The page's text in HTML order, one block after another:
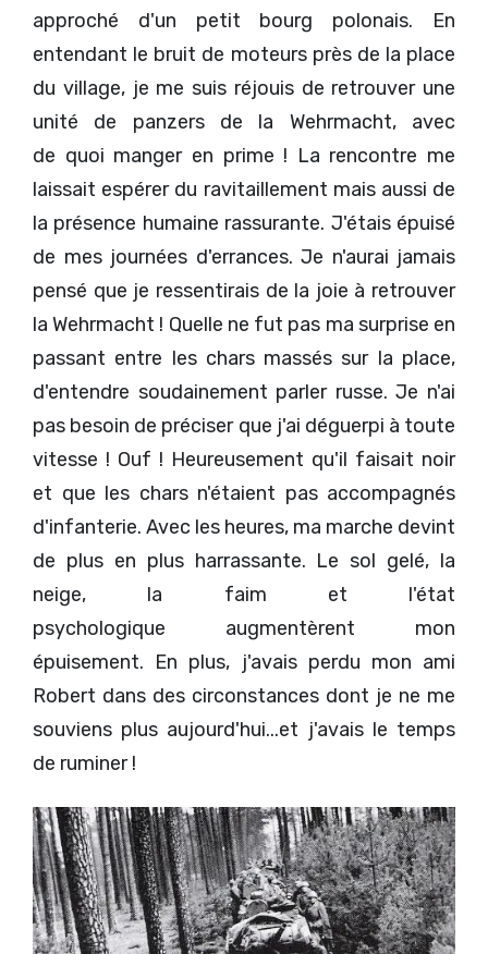
approché d'un petit bourg polonais. En
entendant le bruit de moteurs près de la place
du village, je me suis réjouis de retrouver une
unité de panzers de la Wehrmacht, avec
de quoi manger en prime ! La rencontre me
laissait espérer du ravitaillement mais aussi de
la présence humaine rassurante. J'étais épuisé
de mes journées d'errances. Je n'aurai jamais
pensé que je ressentirais de la joie à retrouver
la Wehrmacht ! Quelle ne fut pas ma surprise en
passant entre les chars massés sur la place,
d'entendre soudainement parler russe. Je n'ai
pas besoin de préciser que j'ai déguerpi à toute
vitesse ! Ouf ! Heureusement qu'il faisait noir
et que les chars n'étaient pas accompagnés
d'infanterie. Avec les heures, ma marche devint
de plus en plus harrassante. Le sol gelé, la
neige, la faim et l'état
psychologique augmentèrent mon
épuisement. En plus, j'avais perdu mon ami
Robert dans des circonstances dont je ne me
souviens plus aujourd'hui...et j'avais le temps
de ruminer !